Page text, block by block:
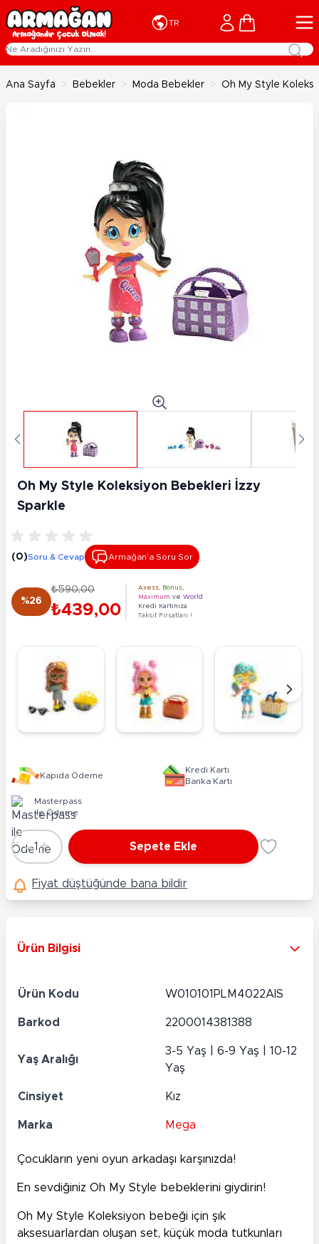
İçeriğe geç
TR Cart
Ana Sayfa > Bebekler > Moda Bebekler > Oh My Style
Oh My Style Koleksiyon Bebekleri İzzy
Sparkle
(0)Soru & Cevap Armağan’a Soru Sor
%26
₺590,00
₺439,00
Axess Bonus
Maximum ve World
Kredi Kartınıza
Taksit Fırsatları !
Kapıda Ödeme
Kredi Kartı
Banka Kartı
Masterpass
ile Ödeme
Adet
-1 + Sepete Ekle
Fiyat düştüğünde bana bildir
Ürün Bilgisi
Ürün Kodu W010101PLM4022AIS
Barkod 2200014381388
Yaş Aralığı
3-5 Yaş | 6-9 Yaş | 10-12
Yaş
Cinsiyet Kız
Marka Mega
Çocukların yeni oyun arkadaşı karşınızda!
En sevdiğiniz Oh My Style bebeklerini giydirin!
Oh My Style Koleksiyon bebeği için şık
aksesuarlardan oluşan set, küçük moda tutkunları